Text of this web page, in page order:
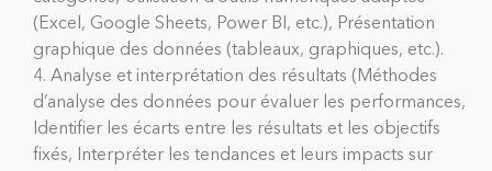
(Excel, Google Sheets, Power BI, etc.), Présentation
graphique des données (tableaux, graphiques, etc.).
4. Analyse et interprétation des résultats (Méthodes
d’analyse des données pour évaluer les performances,
Identifier les écarts entre les résultats et les objectifs
fixés, Interpréter les tendances et leurs impacts sur